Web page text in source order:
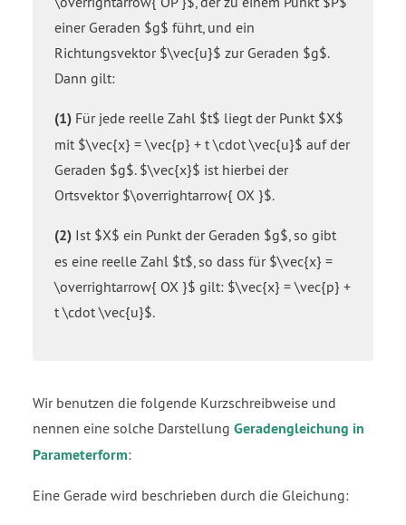
einer Geraden $g$ führt, und ein
Richtungsvektor $\vec{u}$ zur Geraden $g$.
Dann gilt:
(1) Für jede reelle Zahl $t$ liegt der Punkt $X$
mit $\vec{x} = \vec{p} + t \cdot \vec{u}$ auf der
Geraden $g$. $\vec{x}$ ist hierbei der
Ortsvektor $\overrightarrow{ OX }$.
(2) Ist $X$ ein Punkt der Geraden $g$, so gibt
es eine reelle Zahl $t$, so dass für $\vec{x} =
\overrightarrow{ OX }$ gilt: $\vec{x} = \vec{p} +
t \cdot \vec{u}$.
Wir benutzen die folgende Kurzschreibweise und
nennen eine solche Darstellung Geradengleichung in
Parameterform:
Eine Gerade wird beschrieben durch die Gleichung: